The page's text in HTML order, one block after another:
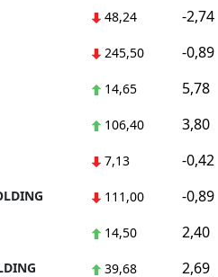
48,24 -2,74
245,50 -0,89
14,65 5,78
106,40 3,80
7,13 -0,42
111,00 -0,89
14,50 2,40
39,68 2,69